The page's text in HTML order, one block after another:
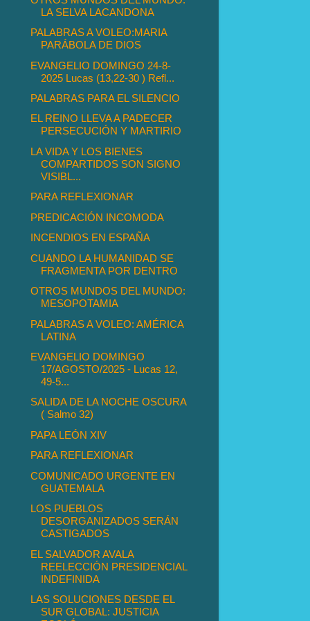
LA SELVA LACANDONA
PALABRAS A VOLEO:MARIA
PARÁBOLA DE DIOS
EVANGELIO DOMINGO 24-8-
2025 Lucas (13,22-30 ) Refl...
PALABRAS PARA EL SILENCIO
EL REINO LLEVA A PADECER
PERSECUCIÓN Y MARTIRIO
LA VIDA Y LOS BIENES
COMPARTIDOS SON SIGNO
VISIBL...
PARA REFLEXIONAR
PREDICACIÓN INCOMODA
INCENDIOS EN ESPAÑA
CUANDO LA HUMANIDAD SE
FRAGMENTA POR DENTRO
OTROS MUNDOS DEL MUNDO:
MESOPOTAMIA
PALABRAS A VOLEO: AMÉRICA
LATINA
EVANGELIO DOMINGO
17/AGOSTO/2025 - Lucas 12,
49-5...
SALIDA DE LA NOCHE OSCURA
( Salmo 32)
PAPA LEÓN XIV
PARA REFLEXIONAR
COMUNICADO URGENTE EN
GUATEMALA
LOS PUEBLOS
DESORGANIZADOS SERÁN
CASTIGADOS
EL SALVADOR AVALA
REELECCIÓN PRESIDENCIAL
INDEFINIDA
LAS SOLUCIONES DESDE EL
SUR GLOBAL: JUSTICIA